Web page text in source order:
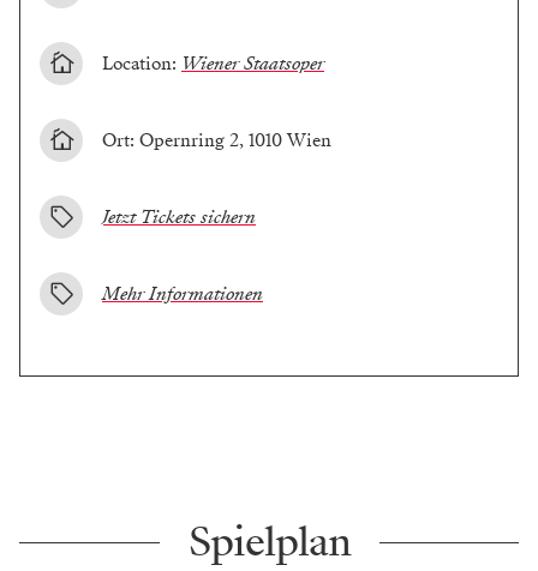
Location: Wiener Staatsoper
Ort: Opernring 2, 1010 Wien
Jetzt Tickets sichern
Mehr Informationen
Spielplan